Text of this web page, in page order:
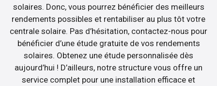
solaires. Donc, vous pourrez bénéficier des meilleurs
rendements possibles et rentabiliser au plus tôt votre
centrale solaire. Pas d’hésitation, contactez-nous pour
bénéficier d’une étude gratuite de vos rendements
solaires. Obtenez une étude personnalisée dès
aujourd’hui ! D’ailleurs, notre structure vous offre un
service complet pour une installation efficace et